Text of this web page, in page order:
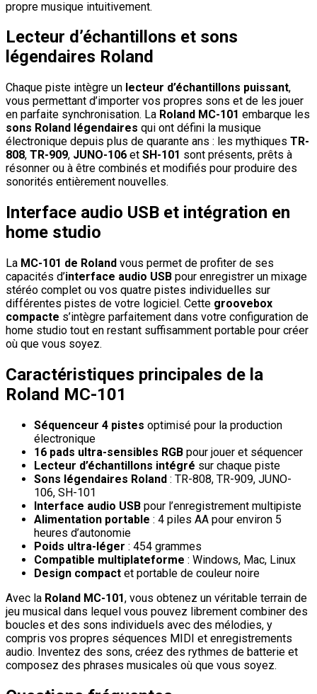
propre musique intuitivement.
Lecteur d’échantillons et sons
légendaires Roland
Chaque piste intègre un lecteur d’échantillons puissant,
vous permettant d’importer vos propres sons et de les jouer
en parfaite synchronisation. La Roland MC-101 embarque les
sons Roland légendaires qui ont défini la musique
électronique depuis plus de quarante ans : les mythiques TR-
808, TR-909, JUNO-106 et SH-101 sont présents, prêts à
résonner ou à être combinés et modifiés pour produire des
sonorités entièrement nouvelles.
Interface audio USB et intégration en
home studio
La MC-101 de Roland vous permet de profiter de ses
capacités d’interface audio USB pour enregistrer un mixage
stéréo complet ou vos quatre pistes individuelles sur
différentes pistes de votre logiciel. Cette groovebox
compacte s’intègre parfaitement dans votre configuration de
home studio tout en restant suffisamment portable pour créer
où que vous soyez.
Caractéristiques principales de la
Roland MC-101
Séquenceur 4 pistes optimisé pour la production
électronique
16 pads ultra-sensibles RGB pour jouer et séquencer
Lecteur d’échantillons intégré sur chaque piste
Sons légendaires Roland : TR-808, TR-909, JUNO-
106, SH-101
Interface audio USB pour l’enregistrement multipiste
Alimentation portable : 4 piles AA pour environ 5
heures d’autonomie
Poids ultra-léger : 454 grammes
Compatible multiplateforme : Windows, Mac, Linux
Design compact et portable de couleur noire
Avec la Roland MC-101, vous obtenez un véritable terrain de
jeu musical dans lequel vous pouvez librement combiner des
boucles et des sons individuels avec des mélodies, y
compris vos propres séquences MIDI et enregistrements
audio. Inventez des sons, créez des rythmes de batterie et
composez des phrases musicales où que vous soyez.